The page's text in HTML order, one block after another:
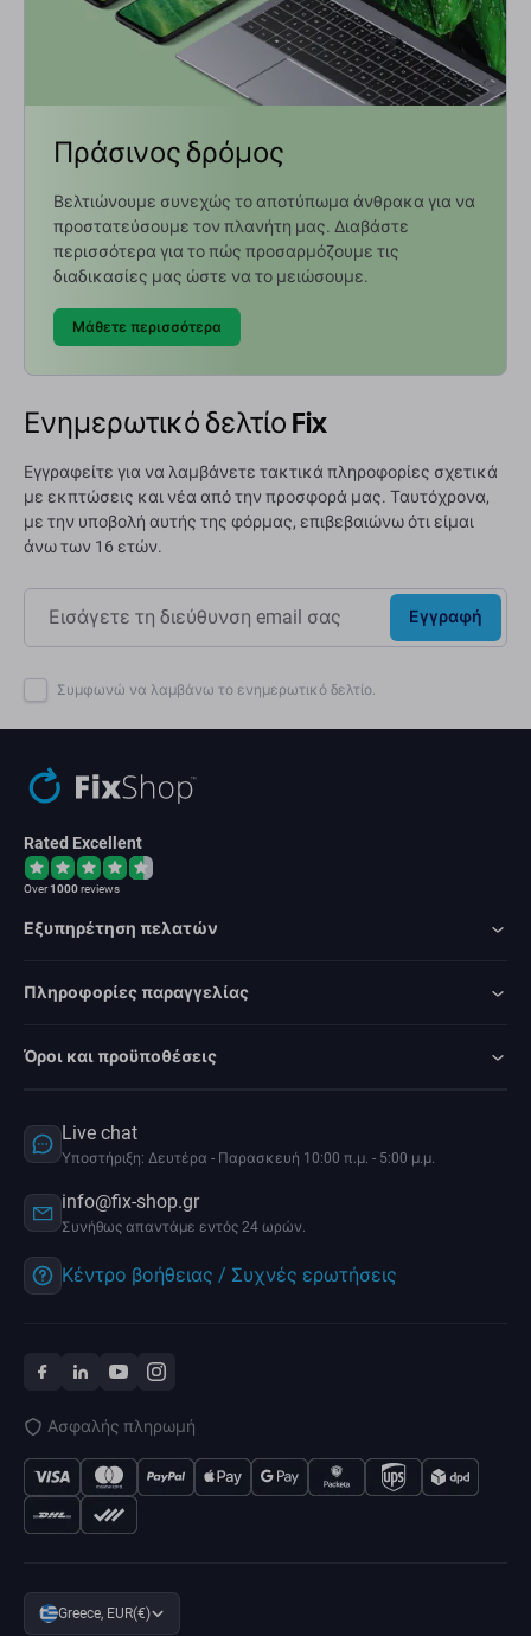
Πράσινος δρόμος
Βελτιώνουμε συνεχώς το αποτύπωμα άνθρακα για να
προστατεύσουμε τον πλανήτη μας. Διαβάστε
περισσότερα για το πώς προσαρμόζουμε τις
διαδικασίες μας ώστε να το μειώσουμε.
Μάθετε περισσότερα
Ενημερωτικό δελτίο Fix
Εγγραφείτε για να λαμβάνετε τακτικά πληροφορίες σχετικά
με εκπτώσεις και νέα από την προσφορά μας. Ταυτόχρονα,
με την υποβολή αυτής της φόρμας, επιβεβαιώνω ότι είμαι
άνω των 16 ετών.
Εγγραφή
Συμφωνώ να λαμβάνω το ενημερωτικό δελτίο.
Rated Excellent
Over1000reviews
Εξυπηρέτηση πελατών
Πληροφορίες παραγγελίας
Όροι και προϋποθέσεις
Live chat
Υποστήριξη: Δευτέρα - Παρασκευή 10:00 π.μ. - 5:00 μ.μ.
info@fix-shop.gr
Συνήθως απαντάμε εντός 24 ωρών.
Κέντρο βοήθειας / Συχνές ερωτήσεις
Ασφαλής πληρωμή
Greece, EUR(€)